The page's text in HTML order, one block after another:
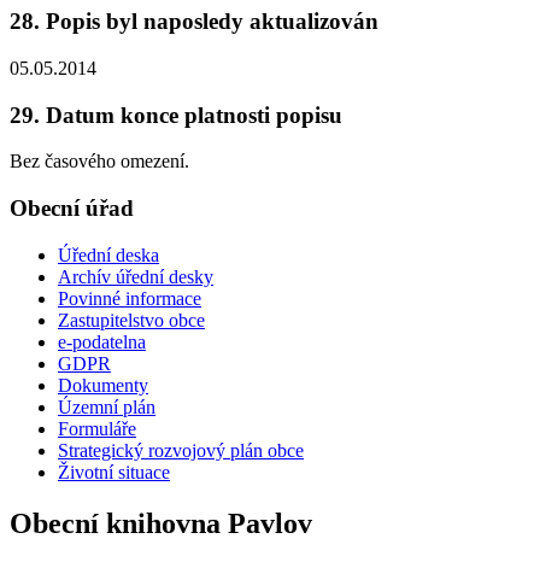
28. Popis byl naposledy aktualizován
05.05.2014
29. Datum konce platnosti popisu
Bez časového omezení.
Obecní úřad
Úřední deska
Archív úřední desky
Povinné informace
Zastupitelstvo obce
e-podatelna
GDPR
Dokumenty
Územní plán
Formuláře
Strategický rozvojový plán obce
Životní situace
Obecní knihovna Pavlov